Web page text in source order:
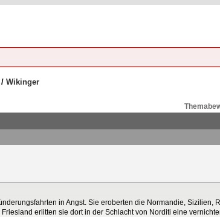
/ Wikinger
in Angst. Sie eroberten die Normandie, Sizilien,
erlitten sie dort in der Schlacht von Norditi eine